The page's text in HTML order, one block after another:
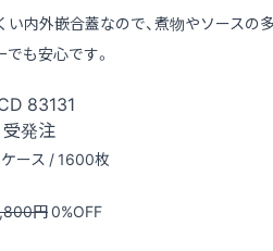
内外嵌合蓋なので、煮物やソースの
でも安心です。
83131
受発注
ケース / 1600枚
円0%OFF